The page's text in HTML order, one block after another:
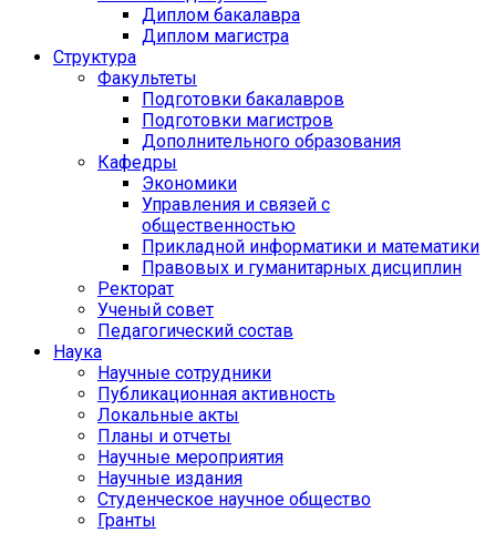
Диплом бакалавра
Диплом магистра
Структура
Факультеты
Подготовки бакалавров
Подготовки магистров
Дополнительного образования
Кафедры
Экономики
Управления и связей с
общественностью
Прикладной информатики и математики
Правовых и гуманитарных дисциплин
Ректорат
Ученый совет
Педагогический состав
Наука
Научные сотрудники
Публикационная активность
Локальные акты
Планы и отчеты
Научные мероприятия
Научные издания
Студенческое научное общество
Гранты